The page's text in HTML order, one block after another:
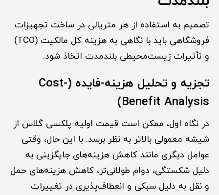
تصمیم به استفاده از هر متریالی در ساخت تجهیزات
فروشگاهی باید با نگاهی به هزینه کل مالکیت (TCO)
و تأثیرات زیست‌محیطی بلندمدت اتخاذ شود.
تجزیه و تحلیل هزینه-فایده (Cost-
Benefit Analysis)
در نگاه اول، ممکن است قیمت اولیه پلکسی گلاس از
شیشه معمولی بالاتر به نظر برسد. با این حال، وقتی
عوامل دیگری مانند کاهش هزینه‌های جایگزینی به
دلیل شکستگی، دوام طولانی‌تر، کاهش هزینه‌های حمل
و نقل به دلیل سبکی و انعطاف‌پذیری در تغییرات